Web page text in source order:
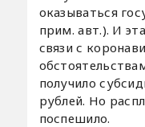
оказываться
прим. авт.). И
связи с
получило
рублей. Но
поспешило.